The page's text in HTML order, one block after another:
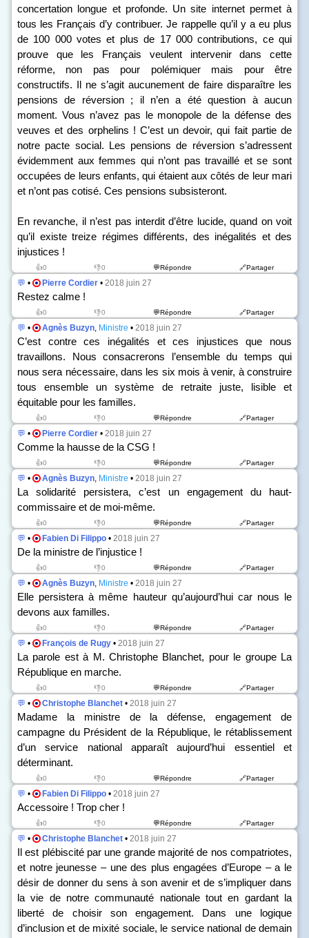
concertation longue et profonde. Un site internet permet à
tous les Français d’y contribuer. Je rappelle qu’il y a eu plus
de 100 000 votes et plus de 17 000 contributions, ce qui
prouve que les Français veulent intervenir dans cette
réforme, non pas pour polémiquer mais pour être
constructifs. Il ne s’agit aucunement de faire disparaître les
pensions de réversion ; il n’en a été question à aucun
moment. Vous n’avez pas le monopole de la défense des
veuves et des orphelins ! C’est un devoir, qui fait partie de
notre pacte social. Les pensions de réversion s’adressent
évidemment aux femmes qui n’ont pas travaillé et se sont
occupées de leurs enfants, qui étaient aux côtés de leur mari
et n’ont pas cotisé. Ces pensions subsisteront.
En revanche, il n’est pas interdit d’être lucide, quand on voit
qu’il existe treize régimes différents, des inégalités et des
injustices !
👍0 👎0 💬Répondre 🔗Partager
💬 • Pierre Cordier • 2018 juin 27
Restez calme !
👍0 👎0 💬Répondre 🔗Partager
💬 • Agnès Buzyn, Ministre • 2018 juin 27
C’est contre ces inégalités et ces injustices que nous
travaillons. Nous consacrerons l’ensemble du temps qui
nous sera nécessaire, dans les six mois à venir, à construire
tous ensemble un système de retraite juste, lisible et
équitable pour les familles.
👍0 👎0 💬Répondre 🔗Partager
💬 • Pierre Cordier • 2018 juin 27
Comme la hausse de la CSG !
👍0 👎0 💬Répondre 🔗Partager
💬 • Agnès Buzyn, Ministre • 2018 juin 27
La solidarité persistera, c’est un engagement du haut-
commissaire et de moi-même.
👍0 👎0 💬Répondre 🔗Partager
💬 • Fabien Di Filippo • 2018 juin 27
De la ministre de l’injustice !
👍0 👎0 💬Répondre 🔗Partager
💬 • Agnès Buzyn, Ministre • 2018 juin 27
Elle persistera à même hauteur qu’aujourd’hui car nous le
devons aux familles.
👍0 👎0 💬Répondre 🔗Partager
💬 • François de Rugy • 2018 juin 27
La parole est à M. Christophe Blanchet, pour le groupe La
République en marche.
👍0 👎0 💬Répondre 🔗Partager
💬 • Christophe Blanchet • 2018 juin 27
Madame la ministre de la défense, engagement de
campagne du Président de la République, le rétablissement
d’un service national apparaît aujourd’hui essentiel et
déterminant.
👍0 👎0 💬Répondre 🔗Partager
💬 • Fabien Di Filippo • 2018 juin 27
Accessoire ! Trop cher !
👍0 👎0 💬Répondre 🔗Partager
💬 • Christophe Blanchet • 2018 juin 27
Il est plébiscité par une grande majorité de nos compatriotes,
et notre jeunesse – une des plus engagées d’Europe – a le
désir de donner du sens à son avenir et de s’impliquer dans
la vie de notre communauté nationale tout en gardant la
liberté de choisir son engagement. Dans une logique
d’inclusion et de mixité sociale, le service national de demain